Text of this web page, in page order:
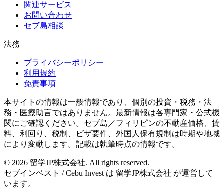
関連サービス
お問い合わせ
セブ島相談
法務
プライバシーポリシー
利用規約
免責事項
本サイトの情報は一般情報であり、個別の投資・税務・法
務・医療助言ではありません。最新情報は各専門家・公式機
関にご確認ください。セブ島／フィリピンの不動産価格、賃
料、利回り、税制、ビザ要件、外国人保有規制は時期や地域
により変動します。記載は執筆時点の情報です。
© 2026 留学JP株式会社. All rights reserved.
セブインベスト / Cebu Invest は 留学JP株式会社 が運営して
います。